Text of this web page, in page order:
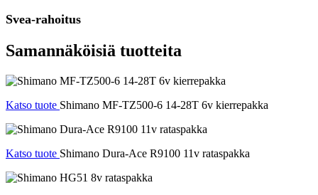
Svea-rahoitus
Samannäköisiä tuotteita
Katso tuote Shimano MF-TZ500-6 14-28T 6v kierrepakka
Katso tuote Shimano Dura-Ace R9100 11v rataspakka